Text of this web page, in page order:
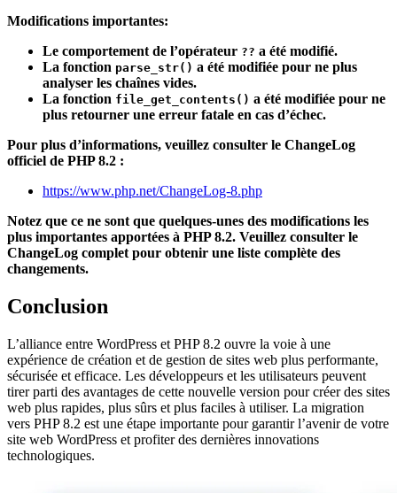
Modifications importantes:
Le comportement de l’opérateur ?? a été modifié.
La fonction parse_str() a été modifiée pour ne plus
analyser les chaînes vides.
La fonction file_get_contents() a été modifiée pour ne
plus retourner une erreur fatale en cas d’échec.
Pour plus d’informations, veuillez consulter le ChangeLog
officiel de PHP 8.2 :
https://www.php.net/ChangeLog-8.php
Notez que ce ne sont que quelques-unes des modifications les
plus importantes apportées à PHP 8.2. Veuillez consulter le
ChangeLog complet pour obtenir une liste complète des
changements.
Conclusion
L’alliance entre WordPress et PHP 8.2 ouvre la voie à une
expérience de création et de gestion de sites web plus performante,
sécurisée et efficace. Les développeurs et les utilisateurs peuvent
tirer parti des avantages de cette nouvelle version pour créer des sites
web plus rapides, plus sûrs et plus faciles à utiliser. La migration
vers PHP 8.2 est une étape importante pour garantir l’avenir de votre
site web WordPress et profiter des dernières innovations
technologiques.